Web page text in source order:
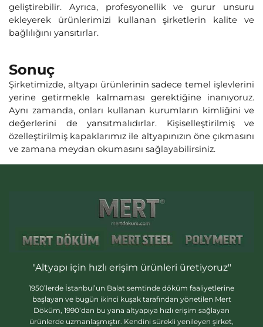
geliştirebilir. Ayrıca, profesyonellik ve gurur unsuru
ekleyerek ürünlerimizi kullanan şirketlerin kalite ve
bağlılığını yansıtırlar.
Sonuç
Şirketimizde, altyapı ürünlerinin sadece temel işlevlerini
yerine getirmekle kalmaması gerektiğine inanıyoruz.
Aynı zamanda, onları kullanan kurumların kimliğini ve
değerlerini de yansıtmalıdırlar. Kişiselleştirilmiş ve
özelleştirilmiş kapaklarımız ile altyapınızın öne çıkmasını
ve zamana meydan okumasını sağlayabilirsiniz.
"Altyapı için hızlı erişim ürünleri üretiyoruz"
1950’lerde İstanbul’un Balat semtinde döküm faaliyetlerine
başlayan ve bugün ikinci kuşak tarafından yönetilen Mert
Döküm, 1990’dan bu yana altyapıya hızlı erişim sağlayan
ürünlerde uzmanlaşmıştır. Kendini sürekli yenileyen şirket,